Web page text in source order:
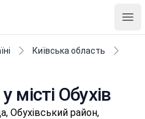
Київська область
місті Обухів
Обухівський район,